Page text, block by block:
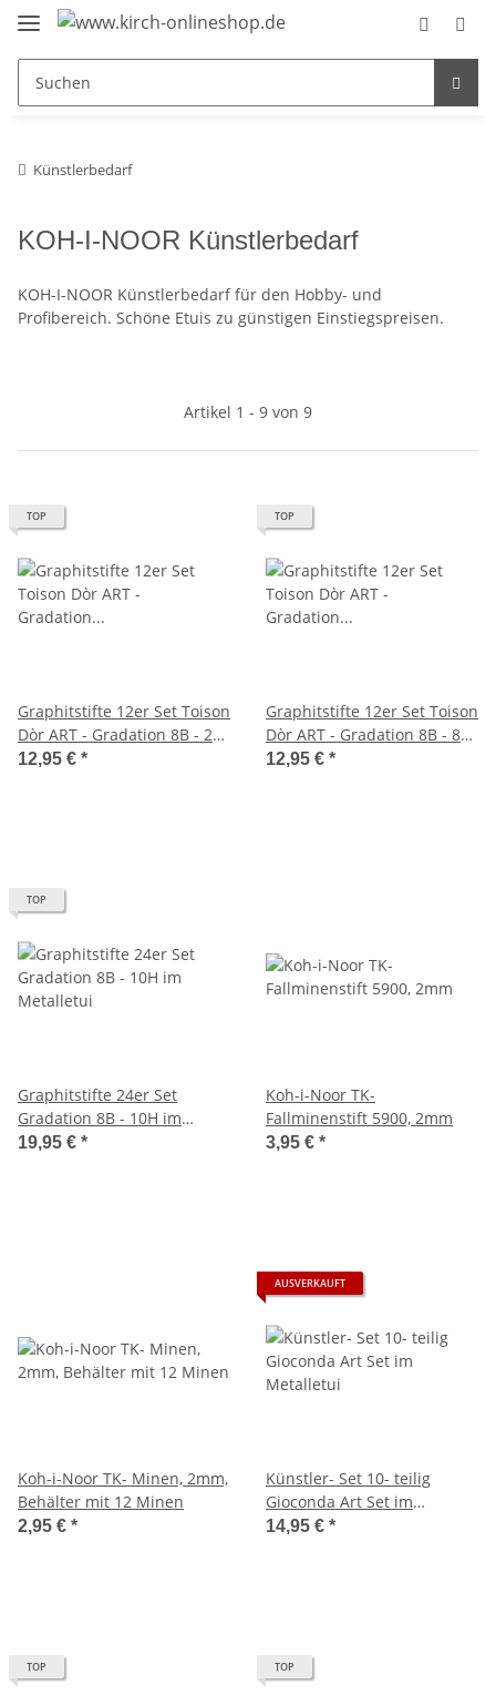
Künstlerbedarf
KOH-I-NOOR Künstlerbedarf
KOH-I-NOOR Künstlerbedarf für den Hobby- und
Profibereich. Schöne Etuis zu günstigen Einstiegspreisen.
Artikel 1 - 9 von 9
TOP
Graphitstifte 12er Set Toison
Dòr ART - Gradation 8B - 2H
- im Metalletui
12,95 € *
TOP
Graphitstifte 12er Set Toison
Dòr ART - Gradation 8B - 8H
im Metalletui
12,95 € *
TOP
Graphitstifte 24er Set
Gradation 8B - 10H im
Metalletui
19,95 € *
Koh-i-Noor TK-
Fallminenstift 5900, 2mm
3,95 € *
Koh-i-Noor TK- Minen, 2mm,
Behälter mit 12 Minen
2,95 € *
AUSVERKAUFT
Künstler- Set 10- teilig
Gioconda Art Set im
Metalletui
14,95 € *
TOP TOP